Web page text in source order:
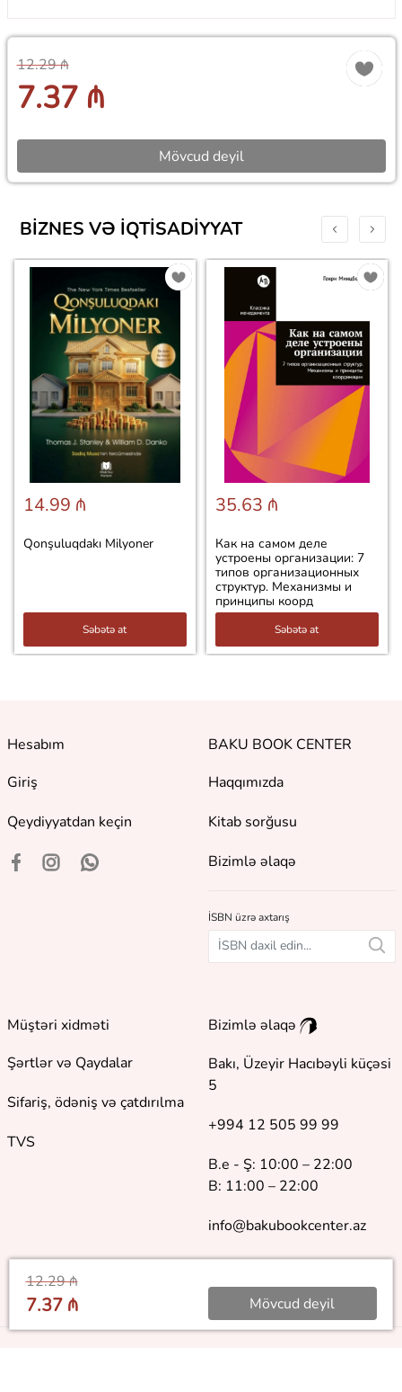
12.29 ₼
7.37 ₼
Mövcud deyil
12.29 ₼
7.37 ₼ Mövcud deyil
BIZNES VƏ IQTISADIYYAT
14.99 ₼
Qonşuluqdakı Milyoner
Səbətə at
35.63 ₼
Как на самом деле
устроены организации: 7
типов организационных
структур. Механизмы и
принципы коорд
Səbətə at
Hesabım
Giriş
Qeydiyyatdan keçin
BAKU BOOK CENTER
Haqqımızda
Kitab sorğusu
Bizimlə əlaqə
İSBN üzrə axtarış
Müştəri xidməti
Şərtlər və Qaydalar
Sifariş, ödəniş və çatdırılma
TVS
Bizimlə əlaqə
Bakı, Üzeyir Hacıbəyli küçəsi
5
+994 12 505 99 99
B.e - Ş: 10:00 – 22:00
B: 11:00 – 22:00
info@bakubookcenter.az